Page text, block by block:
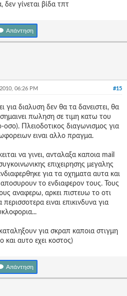
δεν γίνεται βίδα τπτ
Απάντηση
#15
06:26 PM
για διαλυση δεν θα τα δανειστει, θα
πωληση σε τιμη κατω του
Πλειοδοτικος διαγωνισμος για
ειναι αλλο πραγμα.
να γινει, ανταλαξα καποια mail
επιχειρησης μεγαλης
για τα οχηματα αυτα και
το ενδιαφερον τους. Τους
αναφερω, αρκει πιστευω το οτι
ειναι επικινδυνα για
για σκραπ καποια στιγμη
και αυτο εχει κοστος)
Απάντηση